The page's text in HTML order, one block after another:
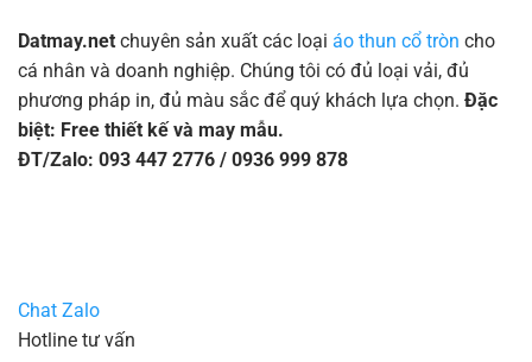
Datmay.net chuyên sản xuất các loại áo thun cổ tròn cho
cá nhân và doanh nghiệp. Chúng tôi có đủ loại vải, đủ
phương pháp in, đủ màu sắc để quý khách lựa chọn. Đặc
biệt: Free thiết kế và may mẫu.
ĐT/Zalo: 093 447 2776 / 0936 999 878
Chat Zalo
Hotline tư vấn